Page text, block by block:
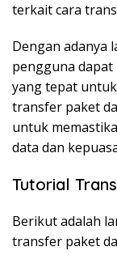
terkait cara
Dengan adanya
pengguna
yang tepat
transfer paket
untuk
data dan
Tutorial
Berikut adalah
transfer paket